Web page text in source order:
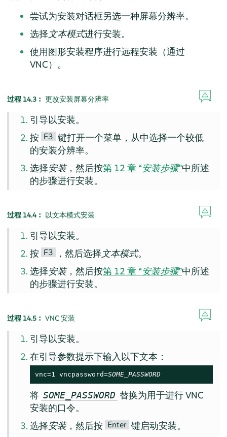
尝试为安装对话框另选一种屏幕分辨率。
选择文本模式进行安装。
使用图形安装程序进行远程安装（通过
VNC）。
过程 14.3︰ 更改安装屏幕分辨率
引导以安装。
按 F3 键打开一个菜单，从中选择一个较低
的安装分辨率。
选择安装，然后按第 12 章 “安装步骤”中所述
的步骤进行安装。
过程 14.4︰ 以文本模式安装
引导以安装。
按 F3 ，然后选择文本模式。
选择安装，然后按第 12 章 “安装步骤”中所述
的步骤进行安装。
过程 14.5︰ VNC 安装
引导以安装。
在引导参数提示下输入以下文本：
vnc=1 vncpassword=SOME_PASSWORD
将 SOME_PASSWORD 替换为用于进行 VNC
安装的口令。
选择安装，然后按 Enter 键启动安装。